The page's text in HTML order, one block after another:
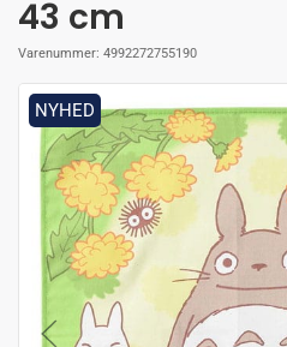
43 cm
Varenummer: 4992272755190
NYHED